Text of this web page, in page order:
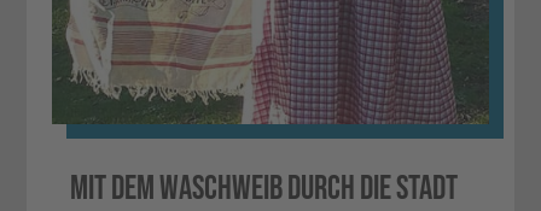
Mit dem Waschweib durch die Stadt